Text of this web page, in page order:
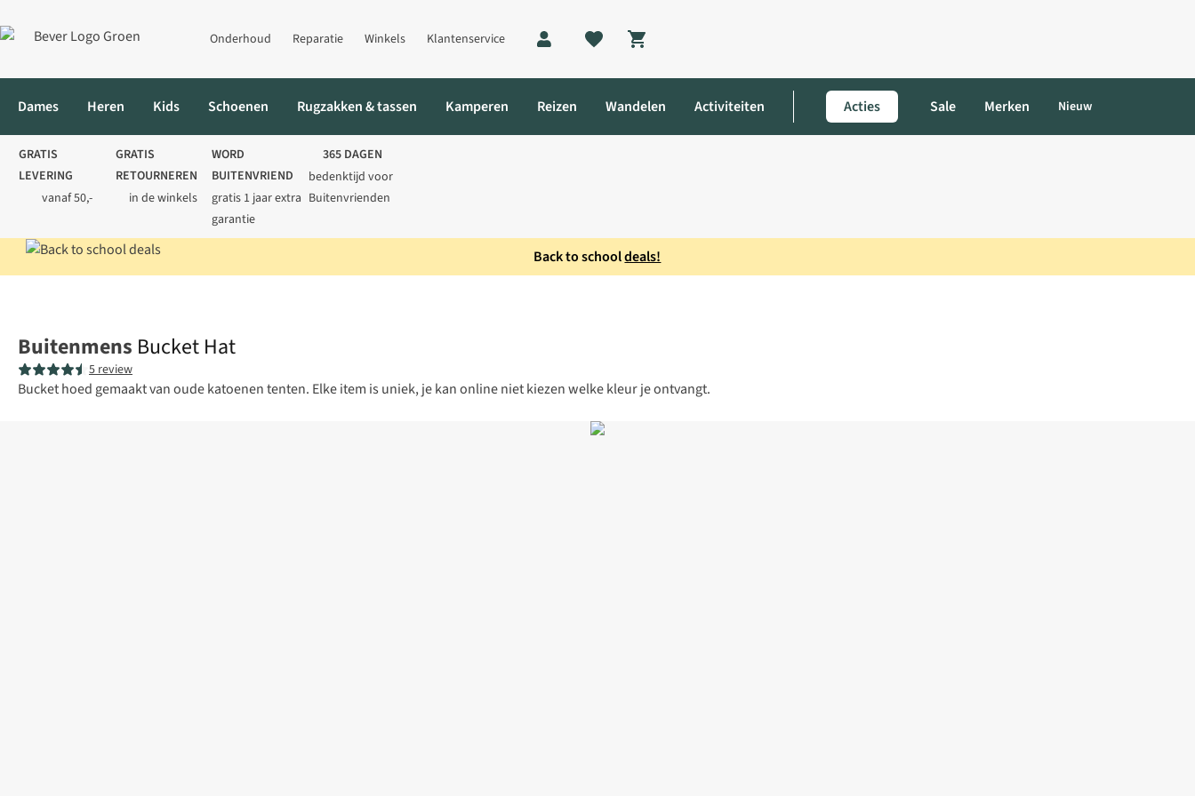
Onderhoud Reparatie Winkels Klantenservice
Shopping cart
Dames Heren Kids Schoenen Rugzakken & tassen Kamperen Reizen Wandelen Activiteiten Acties Sale Merken Nieuw
GRATIS
LEVERING
vanaf 50,-
GRATIS
RETOURNEREN
in de winkels
WORD
BUITENVRIEND
gratis 1 jaar extra
garantie
365 DAGEN
bedenktijd voor
Buitenvrienden
Back to schooldeals!
Buitenmens Bucket Hat
5 review
Bucket hoed gemaakt van oude katoenen tenten. Elke item is uniek, je kan online niet kiezen welke kleur je ontvangt.